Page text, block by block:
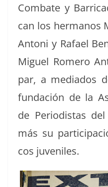
Com­bate y
can los her­manos
Antoni y Rafael
Miguel Romero
par, a medi­a­dos
fun­dación de la
de Peri­odis­tas
más su
cos juveniles.